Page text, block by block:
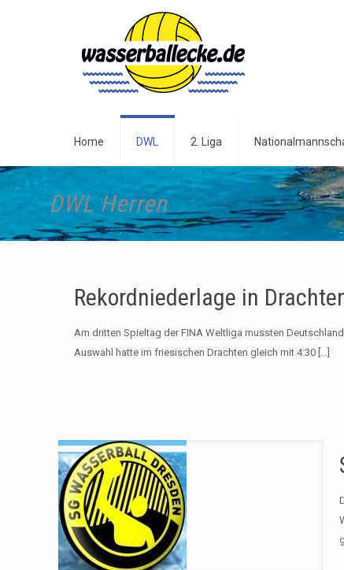
Home DWL 2. Liga
DWL Herren
Rekordniederlage in
Am dritten Spieltag der FINA Weltliga mussten
Auswahl hatte im friesischen Drachten gleich mit 4:30 […]